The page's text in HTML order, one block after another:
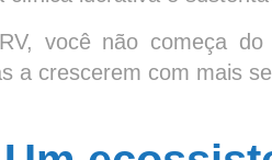
você não começa
a crescerem com mais